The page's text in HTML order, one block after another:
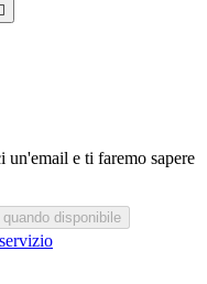

un'email e ti faremo sapere
disponibile